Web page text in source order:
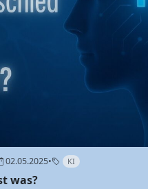
02.05.2025• KI
was?